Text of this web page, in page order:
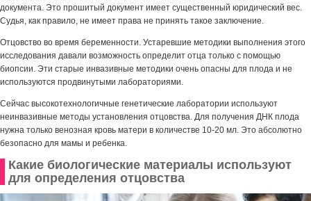
документа. Это прошитый документ имеет существенный юридический вес.
Судья, как правило, не имеет права не принять такое заключение.
Отцовство во время беременности. Устаревшие методики выполнения этого
исследования давали возможность определит отца только с помощью
биопсии. Эти старые инвазивные методики очень опасны для плода и не
используются продвинутыми лабораториями.
Сейчас высокотехнологичные генетические лаборатории используют
неинвазивные методы установления отцовства. Для получения ДНК плода
нужна только венозная кровь матери в количестве 10-20 мл. Это абсолютно
безопасно для мамы и ребенка.
Какие биологические материалы используют
для определения отцовства